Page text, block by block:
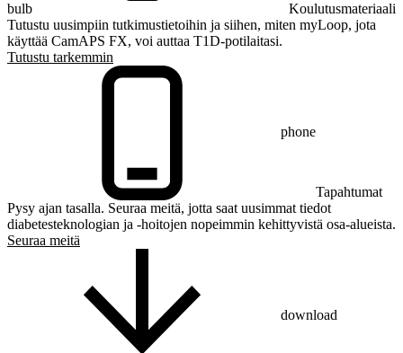
bulb
Koulutusmateriaali
Tutustu uusimpiin tutkimustietoihin ja siihen, miten myLoop, jota
käyttää CamAPS FX, voi auttaa T1D-potilaitasi.
Tutustu tarkemmin
phone
Tapahtumat
Pysy ajan tasalla. Seuraa meitä, jotta saat uusimmat tiedot
diabetesteknologian ja -hoitojen nopeimmin kehittyvistä osa-alueista.
Seuraa meitä
download